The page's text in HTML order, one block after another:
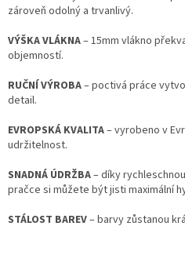
zároveň odolný a trvanlivý.
VÝŠKA VLÁKNA– 15mm vlákno
objemností.
RUČNÍ VÝROBA– poctivá práce
detail.
EVROPSKÁ KVALITA– vyrobeno v
udržitelnost.
SNADNÁ ÚDRŽBA– díky
pračce si můžete být jisti maximální
STÁLOST BAREV– barvy zůstanou